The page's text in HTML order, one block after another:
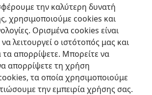
την καλύτερη δυνατή
χρησιμοποιούμε cookies και
Ορισμένα cookies είναι
λειτουργεί ο ιστότοπός μας και
τα απορρίψετε. Μπορείτε να
απορρίψετε τη χρήση
τα οποία χρησιμοποιούμε
την εμπειρία χρήσης σας.
τότε θα ξεριζώσω αυτό το έθνος,
και καταστρέφοντάς το»,+λέει ο
Κοινή Χρήση Προτιμήσεις